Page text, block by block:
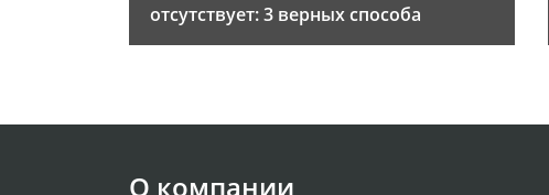
отсутствует: 3 верных способа
О компании